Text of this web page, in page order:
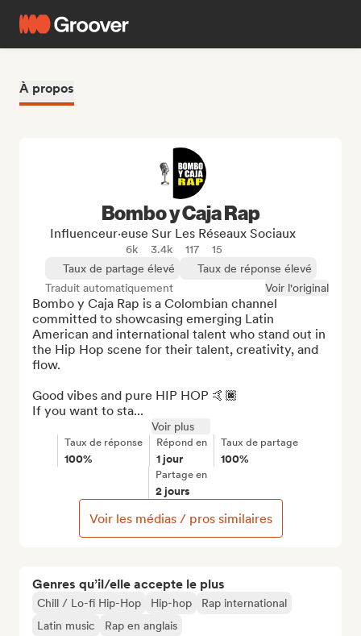
À propos
Genres qu’il/elle accepte le plus
Chill / Lo-fi Hip-Hop Hip-hop
Rap international
Latin music
Rap en anglais
Bombo y Caja Rap
Influenceur·euse Sur Les Réseaux Sociaux
6k 3.4k 117
15
Taux de partage élevé
Taux de réponse élevé
Traduit automatiquement
Voir l'original
Bombo y Caja Rap is a Colombian channel
committed to showcasing emerging Latin
American and international talent who stand out in
the Hip Hop scene for their talent, creativity, and
flow.
Good vibes and pure HIP HOP 🤙🏿
If you want to sta...
Voir plus
Taux de réponse
100%
Répond en
1 jour
Taux de partage
100%
Partage en
2 jours
Voir les médias / pros similaires